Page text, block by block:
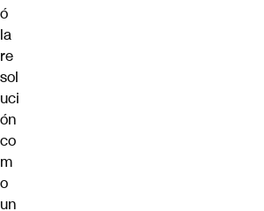
ó
la
re
sol
uci
ón
co
m
o
un